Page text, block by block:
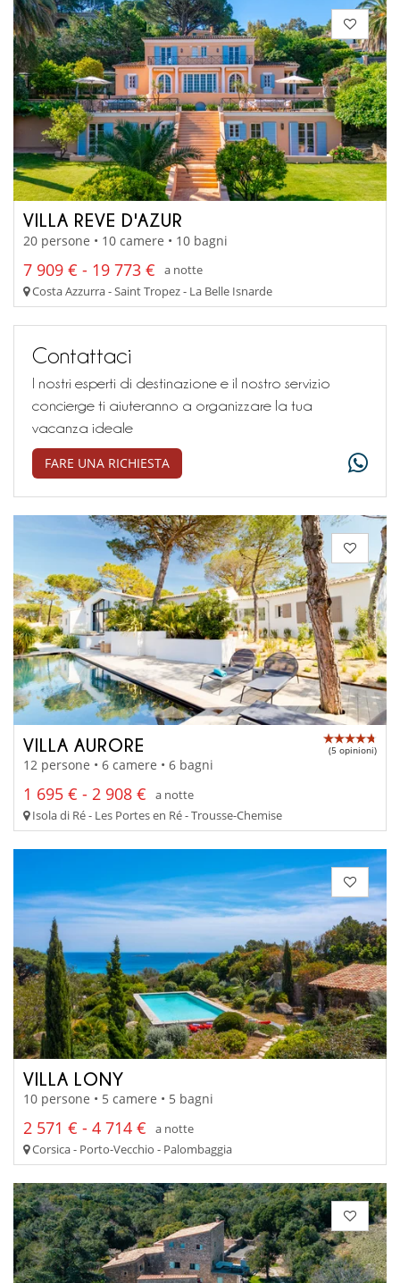
VILLA REVE D'AZUR
20 persone • 10 camere • 10 bagni
7 909 € - 19 773 €
a notte
Costa Azzurra - Saint Tropez - La Belle Isnarde
Contattaci
I nostri esperti di destinazione e il nostro servizio
concierge ti aiuteranno a organizzare la tua
vacanza ideale
FARE UNA RICHIESTA
VILLA AURORE (5 opinioni)
12 persone • 6 camere • 6 bagni
1 695 € - 2 908 €
a notte
Isola di Ré - Les Portes en Ré - Trousse-Chemise
VILLA LONY
10 persone • 5 camere • 5 bagni
2 571 € - 4 714 €
a notte
Corsica - Porto-Vecchio - Palombaggia